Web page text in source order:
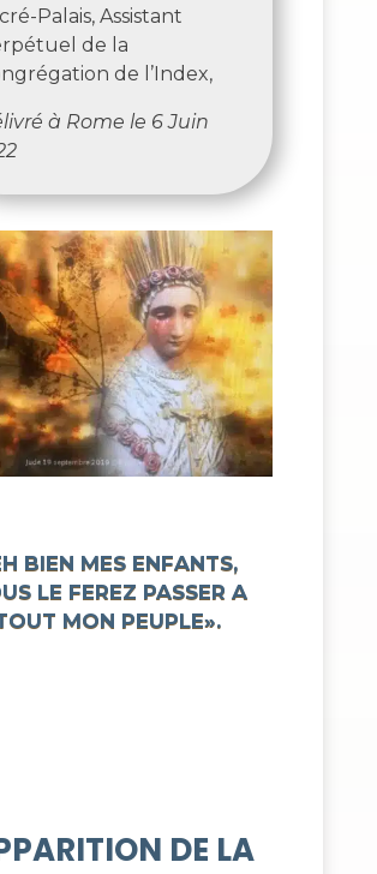
Palais, Assistant
de la
de l’Index,
à Rome le 6 Juin
BIEN MES ENFANTS,
LE FEREZ PASSER A
MON PEUPLE».
DE LA